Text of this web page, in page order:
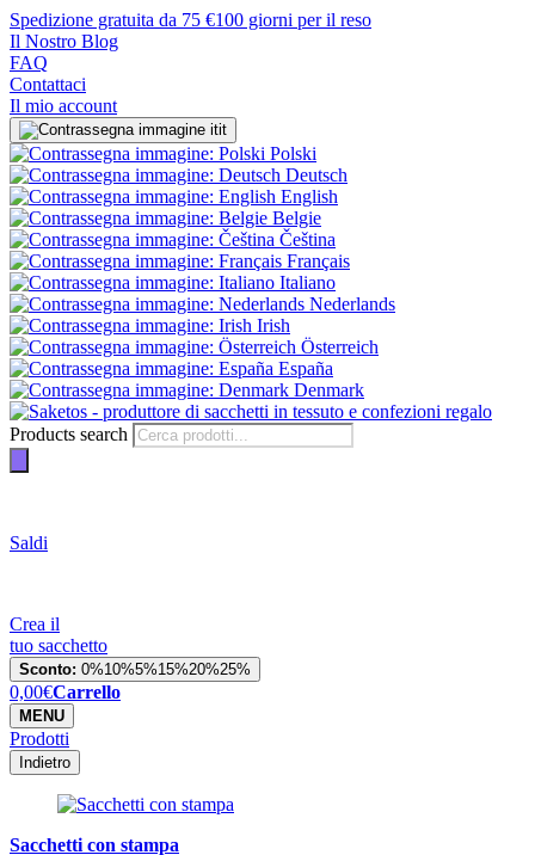
Spedizione gratuita da 75 €100 giorni per il reso
Il Nostro Blog
FAQ
Contattaci
Il mio account
it
Polski
Deutsch
English
Belgie
Čeština
Français
Italiano
Nederlands
Irish
Österreich
España
Denmark
Products search
Saldi
Crea il
tuo sacchetto
Sconto: 0%10%5%15%20%25%
0,00€Carrello
MENU
Prodotti
Indietro
Sacchetti con stampa